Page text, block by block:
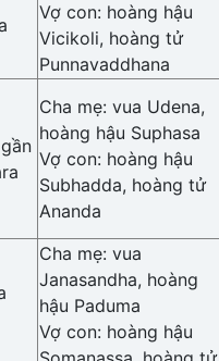
Vợ con: hoàng hậu
Vicikoli, hoàng tử
Punnavaddhana
Cha mẹ: vua Udena,
hoàng hậu Suphasa
Vợ con: hoàng hậu
Subhadda, hoàng tử
Ananda
Cha mẹ: vua
Janasandha, hoàng
hậu Paduma
Vợ con: hoàng hậu